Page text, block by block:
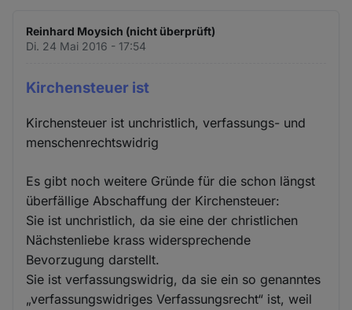
Reinhard Moysich (nicht überprüft)
Di. 24 Mai 2016 - 17:54
Kirchensteuer ist
Kirchensteuer ist unchristlich, verfassungs- und
menschenrechtswidrig
Es gibt noch weitere Gründe für die schon längst
überfällige Abschaffung der Kirchensteuer:
Sie ist unchristlich, da sie eine der christlichen
Nächstenliebe krass widersprechende
Bevorzugung darstellt.
Sie ist verfassungswidrig, da sie ein so genanntes
„verfassungswidriges Verfassungsrecht“ ist, weil